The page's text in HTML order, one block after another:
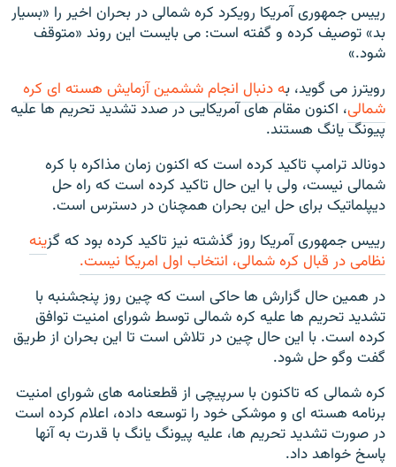
رییس جمهوری آمریکا رویکرد کره شمالی در بحران اخیر را «بسیار
بد» توصیف کرده و گفته است: می بایست این روند «متوقف
شود.»
رویترز می گوید، به دنبال انجام ششمین آزمایش هسته ای کره
شمالی، اکنون مقام های آمریکایی در صدد تشدید تحریم ها علیه
پیونگ یانگ هستند.
دونالد ترامپ تاکید کرده است که اکنون زمان مذاکره با کره
شمالی نیست، ولی با این حال تاکید کرده است که راه حل
دیپلماتیک برای حل این بحران همچنان در دسترس است.
رییس جمهوری آمریکا روز گذشته نیز تاکید کرده بود که گزینه
نظامی در قبال کره شمالی، انتخاب اول امریکا نیست.
در همین حال گزارش ها حاکی است که چین روز پنجشنبه با
تشدید تحریم ها علیه کره شمالی توسط شورای امنیت توافق
کرده است. با این حال چین در تلاش است تا این بحران از طریق
گفت وگو حل شود.
کره شمالی که تاکنون با سرپیچی از قطعنامه های شورای امنیت
برنامه هسته ای و موشکی خود را توسعه داده، اعلام کرده است
در صورت تشدید تحریم ها، علیه پیونگ یانگ با قدرت به آنها
پاسخ خواهد داد.